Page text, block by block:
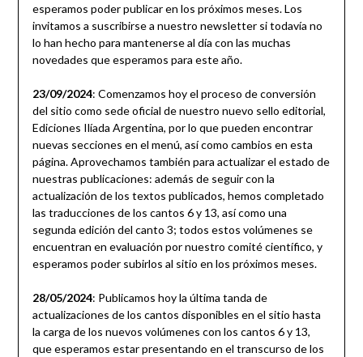
esperamos poder publicar en los próximos meses. Los
invitamos a suscribirse a nuestro newsletter si todavía no
lo han hecho para mantenerse al día con las muchas
novedades que esperamos para este año.
23/09/2024: Comenzamos hoy el proceso de conversión
del sitio como sede oficial de nuestro nuevo sello editorial,
Ediciones Ilíada Argentina, por lo que pueden encontrar
nuevas secciones en el menú, así como cambios en esta
página. Aprovechamos también para actualizar el estado de
nuestras publicaciones: además de seguir con la
actualización de los textos publicados, hemos completado
las traducciones de los cantos 6 y 13, así como una
segunda edición del canto 3; todos estos volúmenes se
encuentran en evaluación por nuestro comité científico, y
esperamos poder subirlos al sitio en los próximos meses.
28/05/2024: Publicamos hoy la última tanda de
actualizaciones de los cantos disponibles en el sitio hasta
la carga de los nuevos volúmenes con los cantos 6 y 13,
que esperamos estar presentando en el transcurso de los